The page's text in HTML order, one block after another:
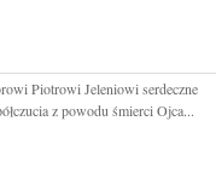
Piotrowi Jeleniowi serdeczne
z powodu śmierci Ojca...